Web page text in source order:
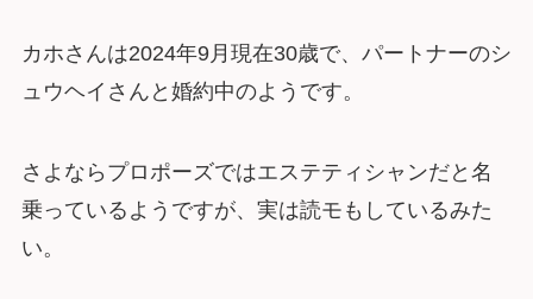
カホさんは2024年9月現在30歳で、パートナーのシ
ュウヘイさんと婚約中のようです。
さよならプロポーズではエステティシャンだと名
乗っているようですが、実は読モもしているみた
い。